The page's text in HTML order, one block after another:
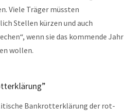
Viele Träger müssten
Stellen kürzen und auch
wenn sie das kommende Jahr
wollen.
Bankrotterklärung der rot-